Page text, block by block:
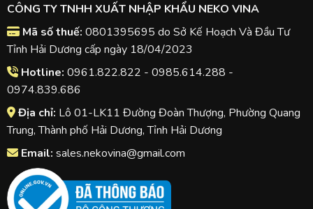
CÔNG TY TNHH XUẤT NHẬP KHẨU NEKO VINA
Mã số thuế: 0801395695 do Sở Kế Hoạch Và Đầu Tư
Tỉnh Hải Dương cấp ngày 18/04/2023
Hotline: 0961.822.822 - 0985.614.288 -
0974.839.686
Địa chỉ: Lô 01-LK11 Đường Đoàn Thượng, Phường Quang
Trung, Thành phố Hải Dương, Tỉnh Hải Dương
Email: sales.nekovina@gmail.com